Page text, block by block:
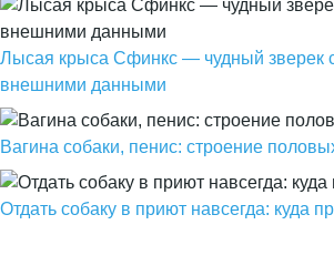
Лысая крыса Сфинкс — чудный зверек
внешними данными
Вагина собаки, пенис: строение
Отдать собаку в приют навсегда: куда